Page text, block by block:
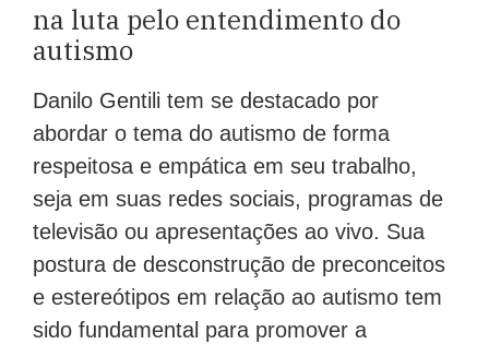
na luta pelo entendimento do
autismo
Danilo Gentili tem se destacado por
abordar o tema do autismo de forma
respeitosa e empática em seu trabalho,
seja em suas redes sociais, programas de
televisão ou apresentações ao vivo. Sua
postura de desconstrução de preconceitos
e estereótipos em relação ao autismo tem
sido fundamental para promover a